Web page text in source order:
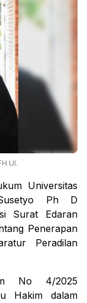
UI.
Universitas
Ph D
Surat Edaran
Penerapan
Peradilan
No 4/2025
Hakim dalam